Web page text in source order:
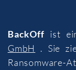
BackOffist
GmbH
. Sie
Ransomware-